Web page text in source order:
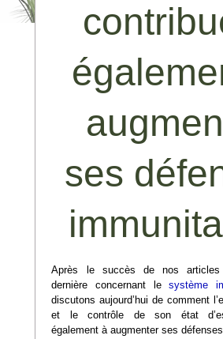
ses
Après le succès de nos
dernière concernant lesystème
discutons aujourd’hui de comment
et le contrôle de son état
également à augmenter ses